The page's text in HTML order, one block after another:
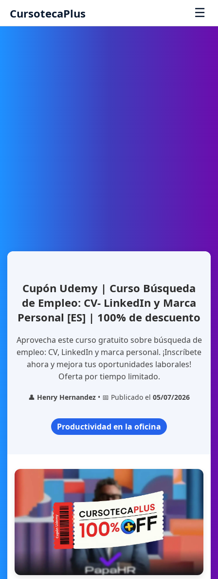
CursotecaPlus ☰
Cupón Udemy | Curso Búsqueda
de Empleo: CV- LinkedIn y Marca
Personal [ES] | 100% de descuento
Aprovecha este curso gratuito sobre búsqueda de
empleo: CV, LinkedIn y marca personal. ¡Inscríbete
ahora y mejora tus oportunidades laborales!
Oferta por tiempo limitado.
👤 Henry Hernandez • 📅 Publicado el 05/07/2026
Productividad en la oficina